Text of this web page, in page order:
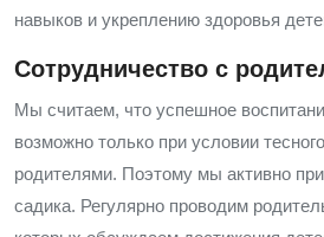
навыков и укреплению здоровья
Сотрудничество с
Мы считаем, что успешное
возможно только при условии
родителями. Поэтому мы активно
садика. Регулярно проводим